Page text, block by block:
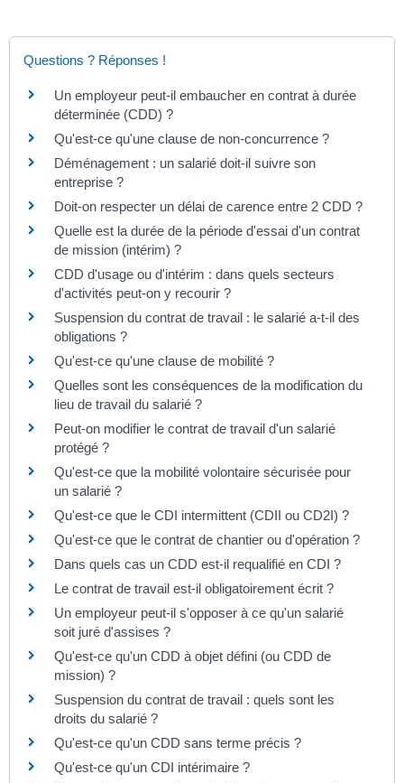
Questions ? Réponses !
Un employeur peut-il embaucher en contrat à durée
déterminée (CDD) ?
Qu'est-ce qu'une clause de non-concurrence ?
Déménagement : un salarié doit-il suivre son
entreprise ?
Doit-on respecter un délai de carence entre 2 CDD ?
Quelle est la durée de la période d'essai d'un contrat
de mission (intérim) ?
CDD d'usage ou d'intérim : dans quels secteurs
d'activités peut-on y recourir ?
Suspension du contrat de travail : le salarié a-t-il des
obligations ?
Qu'est-ce qu'une clause de mobilité ?
Quelles sont les conséquences de la modification du
lieu de travail du salarié ?
Peut-on modifier le contrat de travail d'un salarié
protégé ?
Qu'est-ce que la mobilité volontaire sécurisée pour
un salarié ?
Qu'est-ce que le CDI intermittent (CDII ou CD2I) ?
Qu'est-ce que le contrat de chantier ou d'opération ?
Dans quels cas un CDD est-il requalifié en CDI ?
Le contrat de travail est-il obligatoirement écrit ?
Un employeur peut-il s'opposer à ce qu'un salarié
soit juré d'assises ?
Qu'est-ce qu'un CDD à objet défini (ou CDD de
mission) ?
Suspension du contrat de travail : quels sont les
droits du salarié ?
Qu'est-ce qu'un CDD sans terme précis ?
Qu'est-ce qu'un CDI intérimaire ?